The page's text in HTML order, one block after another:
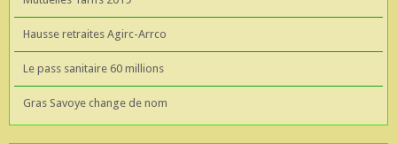
Hausse retraites Agirc-Arrco
Le pass sanitaire 60 millions
Gras Savoye change de nom